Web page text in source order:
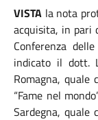
VISTA la nota
acquisita, in pari
Conferenza
indicato il dott.
Romagna, quale
“Fame nel
Sardegna, quale